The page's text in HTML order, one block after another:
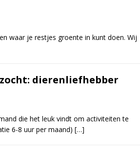
waar je restjes groente in kunt doen. Wij
dierenliefhebber
die het leuk vindt om activiteiten te
6-8 uur per maand) […]